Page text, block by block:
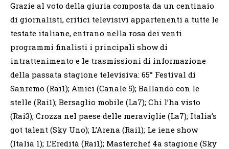
Grazie al voto della giuria composta da un centinaio
di giornalisti, critici televisivi appartenenti a tutte le
testate italiane, entrano nella rosa dei venti
programmi finalisti i principali show di
intrattenimento e le trasmissioni di informazione
della passata stagione televisiva: 65° Festival di
Sanremo (Rai1); Amici (Canale 5); Ballando con le
stelle (Rai1); Bersaglio mobile (La7); Chi l’ha visto
(Rai3); Crozza nel paese delle meraviglie (La7); Italia’s
got talent (Sky Uno); L’Arena (Rai1); Le iene show
(Italia 1); L’Eredità (Rai1); Masterchef 4a stagione (Sky